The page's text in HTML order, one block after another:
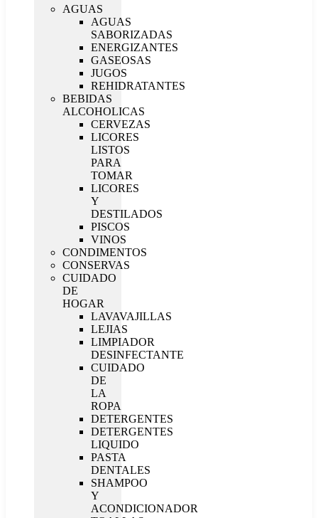
AGUAS
AGUAS
SABORIZADAS
ENERGIZANTES
GASEOSAS
JUGOS
REHIDRATANTES
BEBIDAS
ALCOHOLICAS
CERVEZAS
LICORES
LISTOS
PARA
TOMAR
LICORES
Y
DESTILADOS
PISCOS
VINOS
CONDIMENTOS
CONSERVAS
CUIDADO
DE
HOGAR
LAVAVAJILLAS
LEJIAS
LIMPIADOR
DESINFECTANTE
CUIDADO
DE
LA
ROPA
DETERGENTES
DETERGENTES
LIQUIDO
PASTA
DENTALES
SHAMPOO
Y
ACONDICIONADOR